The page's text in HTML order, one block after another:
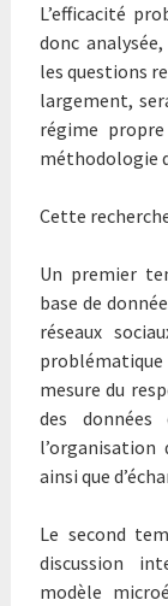
L’efficacité
donc
les questions
largement,
régime
méthodologie
Cette
Un premier
base de
réseaux
mesure du
des
l’organisation
ainsi que
Le second
discussion
modèle